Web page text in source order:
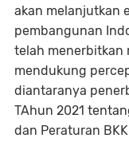
akan melanjutkan
pembangunan
telah menerbitkan
mendukung
diantaranya
TAhun 2021
dan Peraturan